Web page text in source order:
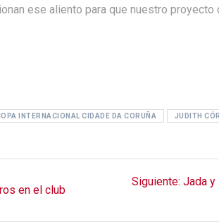
ese aliento para que nuestro
INTERNACIONAL CIDADE DA CORUÑA JUDITH
en el club
Siguiente: Jada y